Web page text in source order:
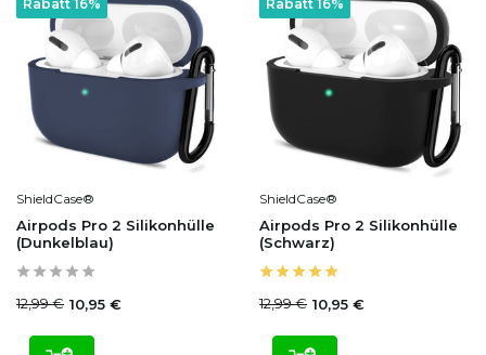
Rabatt 16%
ShieldCase®
Airpods Pro 2 Silikonhülle
(Dunkelblau)
12,99 € 10,95 €
Rabatt 16%
ShieldCase®
Airpods Pro 2 Silikonhülle
(Schwarz)
12,99 € 10,95 €